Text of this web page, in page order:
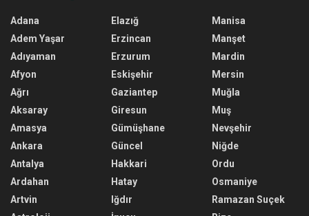
Adana
Adem Yaşar
Adıyaman
Afyon
Ağrı
Aksaray
Amasya
Ankara
Antalya
Ardahan
Artvin
Elazığ
Erzincan
Erzurum
Eskişehir
Gaziantep
Giresun
Gümüşhane
Güncel
Hakkari
Hatay
Iğdır
Manisa
Manşet
Mardin
Mersin
Muğla
Muş
Nevşehir
Niğde
Ordu
Osmaniye
Ramazan Suçek